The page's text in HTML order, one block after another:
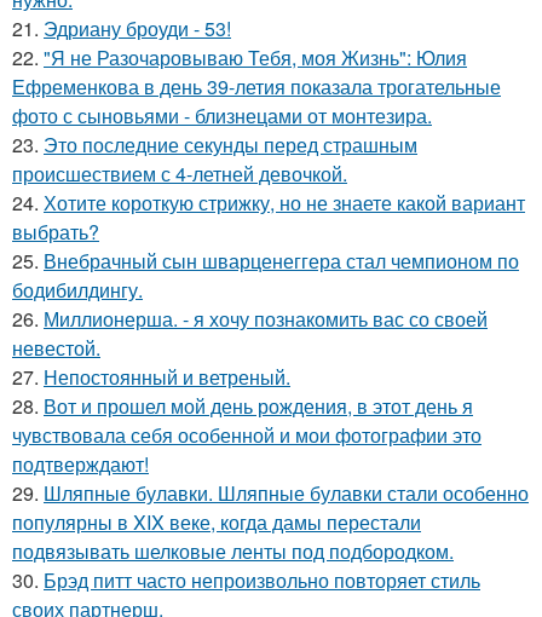
21. Эдриану броуди - 53!
22. "Я не Разочаровываю Тебя, моя Жизнь": Юлия
Ефременкова в день 39-летия показала трогательные
фото с сыновьями - близнецами от монтезира.
23. Это последние секунды перед страшным
происшествием с 4-летней девочкой.
24. Хотите короткую стрижку, но не знаете какой вариант
выбрать?
25. Внебрачный сын шварценеггера стал чемпионом по
бодибилдингу.
26. Миллионерша. - я хочу познакомить вас со своей
невестой.
27. Непостоянный и ветреный.
28. Вот и прошел мой день рождения, в этот день я
чувствовала себя особенной и мои фотографии это
подтверждают!
29. Шляпные булавки. Шляпные булавки стали особенно
популярны в XIX веке, когда дамы перестали
подвязывать шелковые ленты под подбородком.
30. Брэд питт часто непроизвольно повторяет стиль
своих партнерш.